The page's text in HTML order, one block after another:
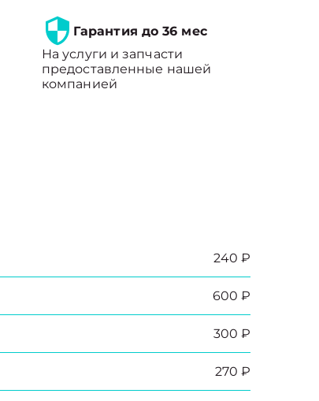
Гарантия до 36 мес
На услуги и запчасти
предоставленные нашей
компанией
240 ₽
600 ₽
300 ₽
270 ₽